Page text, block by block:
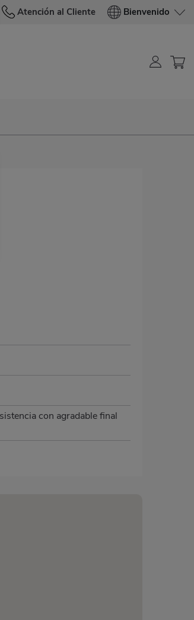
Atención al Cliente Bienvenido
con agradable final